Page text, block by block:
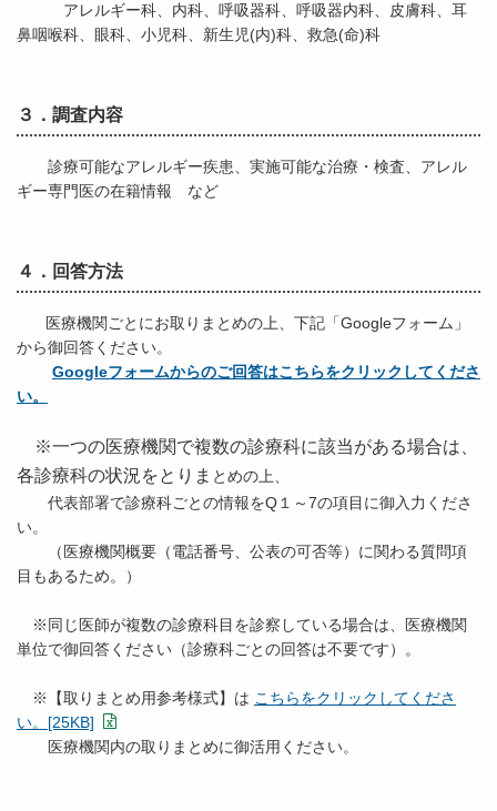
アレルギー科、内科、呼吸器科、呼吸器内科、皮膚科、耳
鼻咽喉科、眼科、小児科、新生児(内)科、救急(命)科
３．調査内容
診療可能なアレルギー疾患、実施可能な治療・検査、アレル
ギー専門医の在籍情報 など
４．回答方法
医療機関ごとにお取りまとめの上、下記「Googleフォーム」
から御回答ください。
Googleフォームからのご回答はこちらをクリックしてくださ
い。
※一つの医療機関で複数の診療科に該当がある場合は、
各診療科の状況をとりま とめの上、
代表部署で診療科ごとの情報をQ１～7の項目に御入力くださ
い。
（医療機関概要（電話番号、公表の可否等）に関わる質問項
目もあるため。）
※同じ医師が複数の診療科目を診察している場合は、医療機関
単位で御回答ください（診療科ごとの回答は不要です）。
※【取りまとめ用参考様式】は こちらをクリックしてくださ
い。[25KB]
医療機関内の取りまとめに御活用ください。